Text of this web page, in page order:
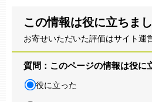
この情報は役に立ちま
お寄せいただいた評価はサイト運
質問：このページの情報は役に
役に立った